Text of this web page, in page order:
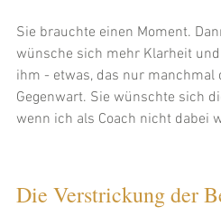
Sie brauchte einen Moment.
wünsche sich mehr Klarheit
ihm - etwas, das nur manchmal
Gegenwart. Sie wünschte sich
wenn ich als Coach nicht dabei
Die Verstrickung der